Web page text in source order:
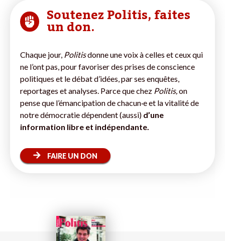
Soutenez Politis, faites
un don.
Chaque jour, Politisdonne une voix à celles et ceux qui
ne l’ont pas, pour favoriser des prises de conscience
politiques et le débat d’idées, par ses enquêtes,
reportages et analyses. Parce que chez Politis,on
pense que l’émancipation de chacun·e et la vitalité de
notre démocratie dépendent (aussi) d’une
information libre et indépendante.
FAIRE UN DON